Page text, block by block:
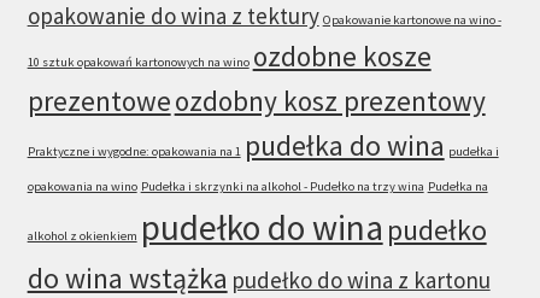
opakowanie do wina z tektury Opakowanie kartonowe na wino -
10 sztuk opakowań kartonowych na wino ozdobne kosze
prezentoweozdobny kosz prezentowy
Praktyczne i wygodne: opakowania na 1 pudełka do wina pudełka i
opakowania na wino Pudełka i skrzynki na alkohol - Pudełko na trzy wina Pudełka na
alkohol z okienkiem pudełko do wina pudełko
do wina wstążka pudełko do wina z kartonu